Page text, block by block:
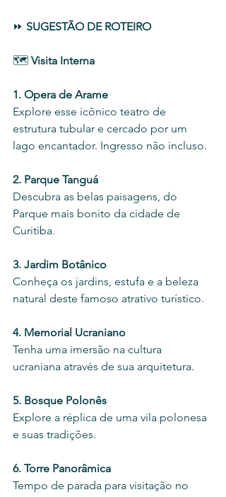
⏩ SUGESTÃO DE ROTEIRO
🗺️ Visita Interna
1. Opera de Arame
Explore esse icônico teatro de
estrutura tubular e cercado por um
lago encantador. Ingresso não incluso.
2. Parque Tanguá
Descubra as belas paisagens, do
Parque mais bonito da cidade de
Curitiba.
3. Jardim Botânico
Conheça os jardins, estufa e a beleza
natural deste famoso atrativo turístico.
4. Memorial Ucraniano
Tenha uma imersão na cultura
ucraniana através de sua arquitetura.
5. Bosque Polonês
Explore a réplica de uma vila polonesa
e suas tradições.
6. Torre Panorâmica
Tempo de parada para visitação no